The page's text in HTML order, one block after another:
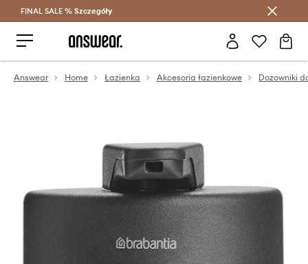
Oszczędzaj z Answear Club >
FINAL SALE % Szczegóły
Answear Home Łazienka Akcesoria łazienkowe Dozowniki